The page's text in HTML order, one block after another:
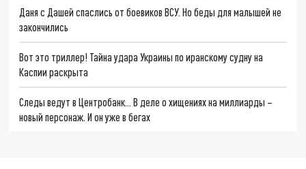
Даня с Дашей спаслись от боевиков ВСУ. Но беды для малышей не
закончились
Вот это триллер! Тайна удара Украины по иранскому судну на
Каспии раскрыта
Следы ведут в Центробанк… В деле о хищениях на миллиарды –
новый персонаж. И он уже в бегах